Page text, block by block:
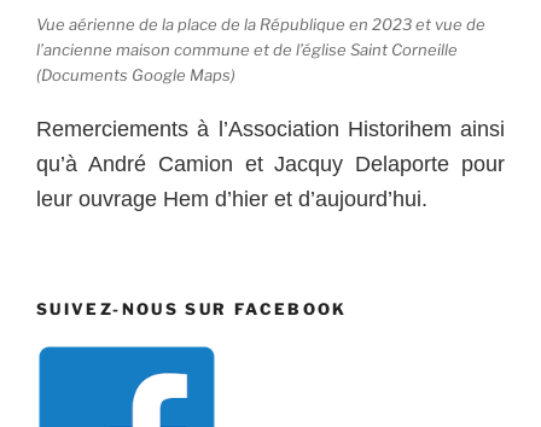
Vue aérienne de la place de la République en 2023 et vue de
l’ancienne maison commune et de l’église Saint Corneille
(Documents Google Maps)
Remerciements à l’Association Historihem ainsi
qu’à André Camion et Jacquy Delaporte pour
leur ouvrage Hem d’hier et d’aujourd’hui.
SUIVEZ-NOUS SUR FACEBOOK